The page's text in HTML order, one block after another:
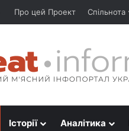
Про цей Проект Спільнота
Історії Аналітика